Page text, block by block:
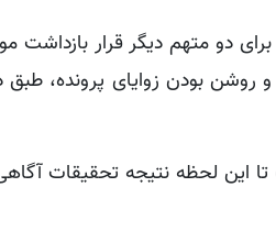
برای دو متهم دیگر قرار
روشن بودن زوایای پرونده،
تا این لحظه نتیجه تحقیقات